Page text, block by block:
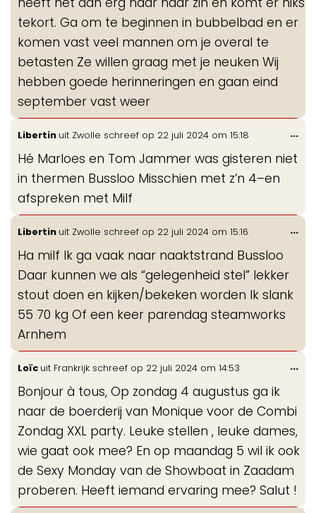
tekort. Ga om te beginnen in bubbelbad en er
komen vast veel mannen om je overal te
betasten Ze willen graag met je neuken Wij
hebben goede herinneringen en gaan eind
september vast weer
Libertin uit Zwolle schreef op 22 juli 2024 om 15:18
Hé Marloes en Tom Jammer was gisteren niet
in thermen Bussloo Misschien met z’n 4–en
afspreken met Milf
...
Libertin uit Zwolle schreef op 22 juli 2024 om 15:16
Ha milf Ik ga vaak naar naaktstrand Bussloo
Daar kunnen we als “gelegenheid stel” lekker
stout doen en kijken/bekeken worden Ik slank
55 70 kg Of een keer parendag steamworks
Arnhem
...
Loïc uit Frankrijk schreef op 22 juli 2024 om 14:53
Bonjour à tous, Op zondag 4 augustus ga ik
naar de boerderij van Monique voor de Combi
Zondag XXL party. Leuke stellen , leuke dames,
wie gaat ook mee? En op maandag 5 wil ik ook
de Sexy Monday van de Showboat in Zaadam
proberen. Heeft iemand ervaring mee? Salut !
...